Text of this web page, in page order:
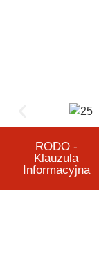
RODO -
Klauzula
Informacyjna